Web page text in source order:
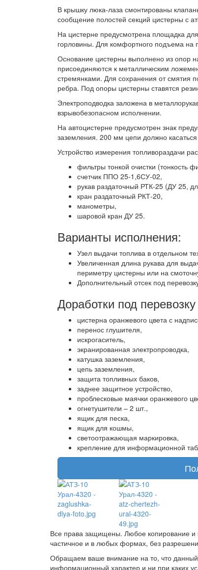
В крышку люка-лаза смонтированы
сообщение полостей секций цистерны с
На цистерне предусмотрена площадка
горловины. Для комфортного подъема на
Основание цистерны выполнено из опор
присоединяются к металлическим
стремянками. Для сохранения от смятия
ребра. Под опоры цистерны ставятся
Электроподводка заложена в
взрывобезопасном исполнении.
На автоцистерне предусмотрен знак
заземления. 200 мм цепи должно
Устройство измерения топливораздачи
фильтры тонкой очистки (тонкость
счетчик ППО 25-1,6СУ-02,
рукав раздаточный РТК-25 (ДУ 25,
кран раздаточный РКТ-20,
манометры,
шаровой кран ДУ 25.
Варианты исполнения:
Узел выдачи топлива в отдельном
Увеличенная длина рукава для
периметру цистерны или на
Дополнительный отсек под
Доработки под
цистерна оранжевого цвета с
перенос глушителя,
искрогаситель,
экранированная электропроводка,
катушка заземления,
цепь заземления,
защита топливных баков,
заднее защитное устройство,
проблесковые маячки оранжевого
огнетушители – 2 шт.,
ящик для песка,
ящик для кошмы,
светоотражающая маркировка,
крепление для информационной
Все права защищены. Любое копирование и
частичное и в любых формах, без
Обращаем ваше внимание на то, что данный
информационный характер и ни при каких